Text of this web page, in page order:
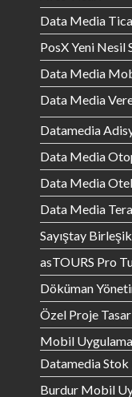
Data Media
PosX Yeni Nesil
Data Media
Data Media
Datamedia
Data Media
Data Media Otel
Data Media
Sayıştay
asTOURS Pro
Döküman
Özel Proje
Mobil
Datamedia
Burdur Mobil